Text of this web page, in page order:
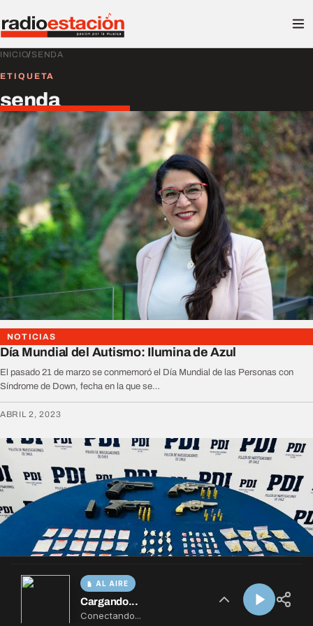
AL AIRE
Cargando...
Conectando...